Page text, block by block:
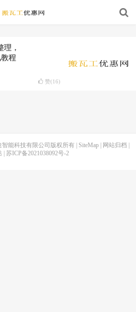
理，
程
赞(16)
能科技有限公司版权所有 | SiteMap| 网站归档
| 苏ICP备2021038092号-2